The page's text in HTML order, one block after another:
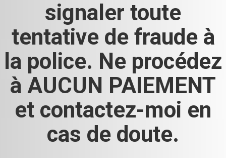
signaler toute
tentative de fraude à
la police. Ne procédez
à AUCUN PAIEMENT
et contactez-moi en
cas de doute.